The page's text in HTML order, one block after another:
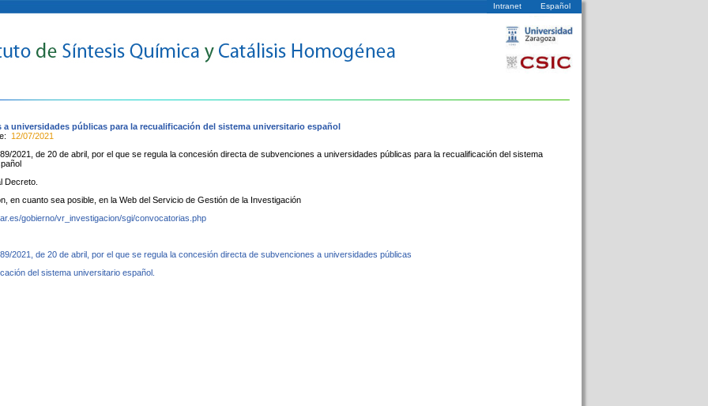
Intranet Español
a universidades públicas para la recualificación del sistema universitario español
12/07/2021
2021, de 20 de abril, por el que se regula la concesión directa de subvenciones a universidades públicas para la recualificación del sistema
Decreto.
en cuanto sea posible, en la Web del Servicio de Gestión de la Investigación
gobierno/vr_investigacion/sgi/convocatorias.php
2021, de 20 de abril, por el que se regula la concesión directa de subvenciones a universidades públicas
del sistema universitario español.